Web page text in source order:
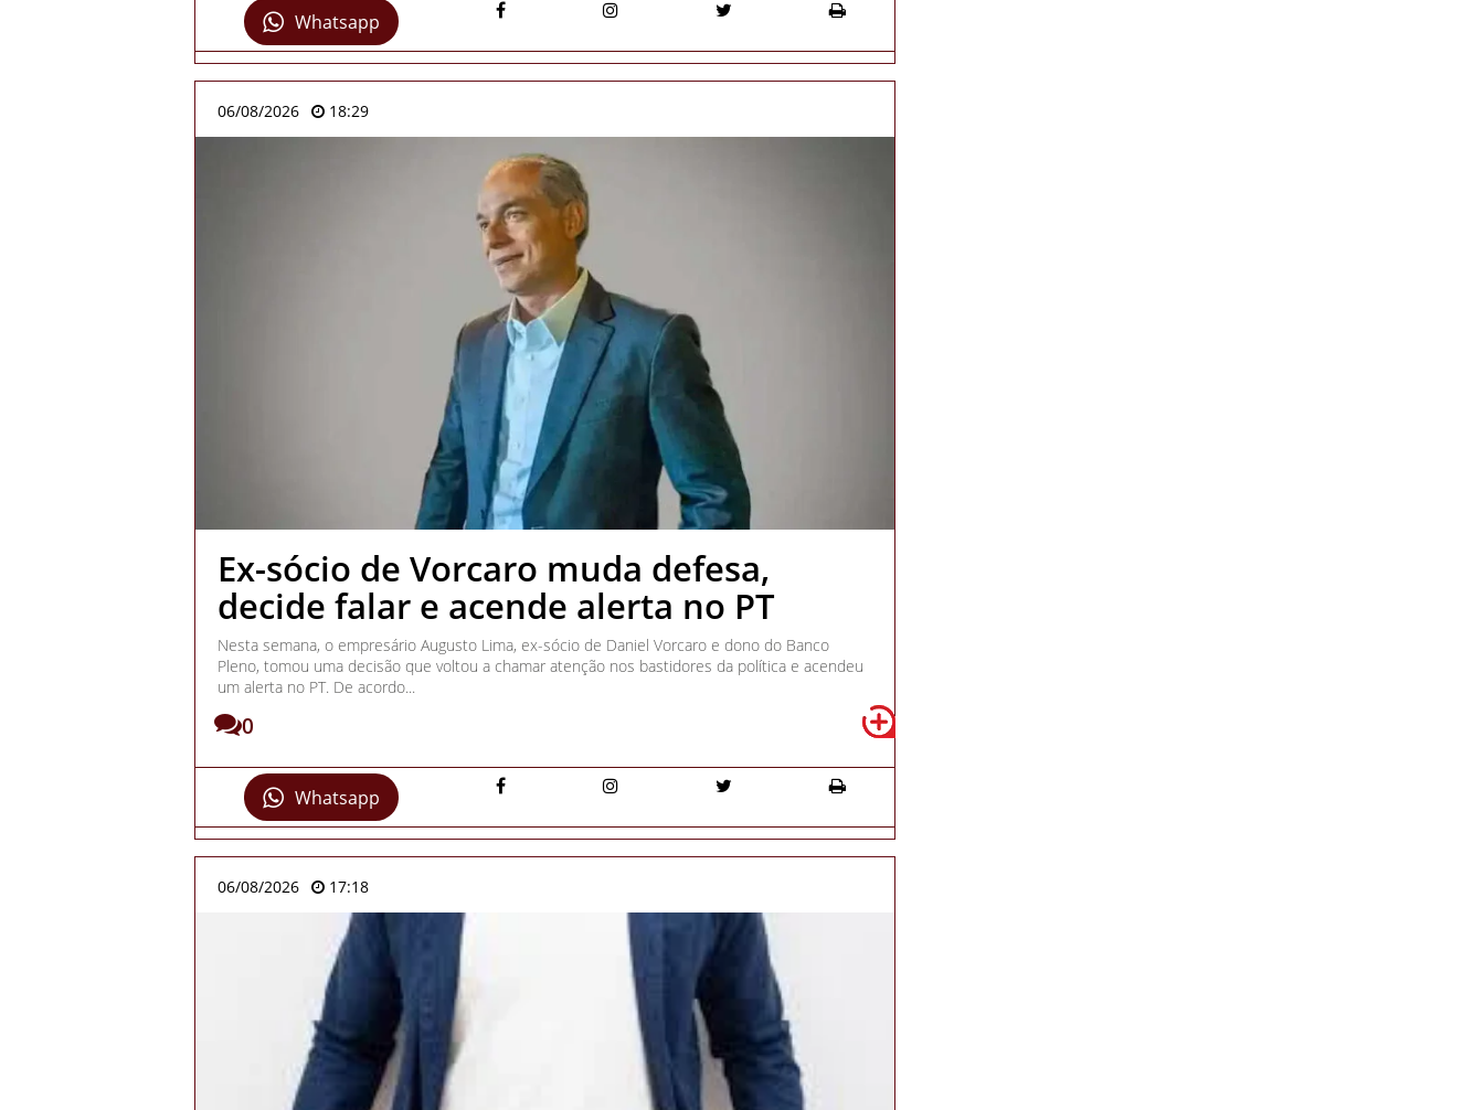
Whatsapp
06/08/2026 18:29
Ex-sócio de Vorcaro muda defesa,
decide falar e acende alerta no PT
Nesta semana, o empresário Augusto Lima, ex-sócio de Daniel Vorcaro e dono do Banco
Pleno, tomou uma decisão que voltou a chamar atenção nos bastidores da política e acendeu
um alerta no PT. De acordo...
0
Whatsapp
06/08/2026 17:18